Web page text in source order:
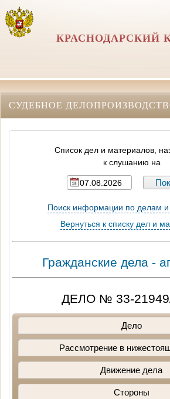
КРАСНОДАРСКИЙ
СУДЕБНОЕ
Список дел и материалов,
к слушанию на
Поиск информации по делам
Вернуться к списку дел и
Гражданские дела -
ДЕЛО № 33-
Дело
Рассмотрение в
Движение дела
Стороны